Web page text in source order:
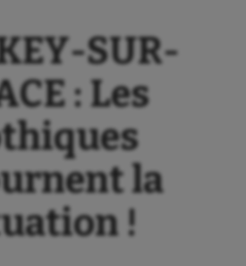
SUR-
: Les
la
!